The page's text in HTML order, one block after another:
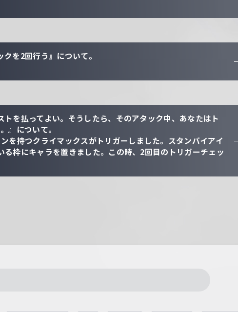
を2回行う』について。
トを払ってよい。そうしたら、そのアタック中、あなたはト
』について。
を持つクライマックスがトリガーしました。スタンバイアイ
枠にキャラを置きました。この時、2回目のトリガーチェッ